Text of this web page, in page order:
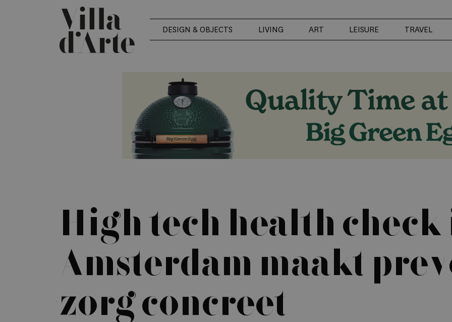
DESIGN & OBJECTS LIVING ART LEISURE TRAVEL
High tech health check
Amsterdam maakt
zorg concreet